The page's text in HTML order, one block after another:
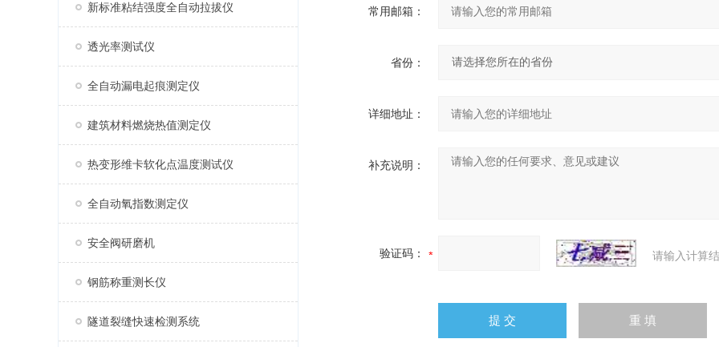
新标准粘结强度全自动拉拔仪
透光率测试仪
全自动漏电起痕测定仪
建筑材料燃烧热值测定仪
热变形维卡软化点温度测试仪
全自动氧指数测定仪
安全阀研磨机
钢筋称重测长仪
隧道裂缝快速检测系统
常用邮箱：
省份：
详细地址：
补充说明：
验证码： 请输入计算